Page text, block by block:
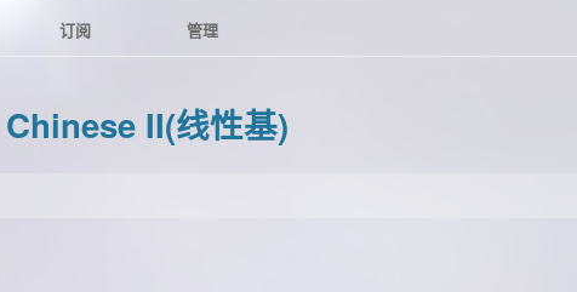
订阅 管理
II(线性基)